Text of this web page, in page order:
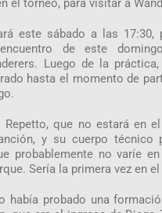
este sábado a las 17:30,
de este
Luego de la
hasta el momento de
Repetto, que no estará en
y su cuerpo técnico
probablemente no varíe en
Sería la primera vez en
había probado una